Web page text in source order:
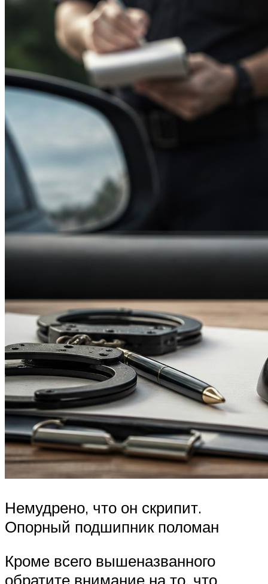
Немудрено, что он скрипит.
Опорный подшипник поломан
Кроме всего вышеназванного
обратите внимание на то, что